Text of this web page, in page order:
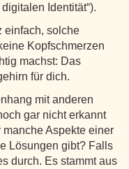
Identität“).
einfach, solche
Kopfschmerzen
machst: Das
für dich.
mit anderen
gar nicht erkannt
manche Aspekte einer
Lösungen gibt? Falls
durch. Es stammt aus